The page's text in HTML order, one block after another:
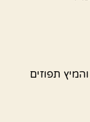
תפוזים